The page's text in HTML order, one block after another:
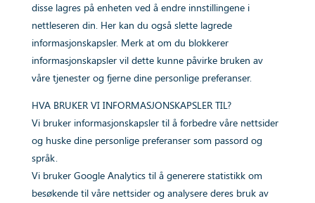
disse lagres på enheten ved å endre innstillingene i
nettleseren din. Her kan du også slette lagrede
informasjonskapsler. Merk at om du blokkerer
informasjonskapsler vil dette kunne påvirke bruken av
våre tjenester og fjerne dine personlige preferanser.
HVA BRUKER VI INFORMASJONSKAPSLER TIL?
Vi bruker informasjonskapsler til å forbedre våre nettsider
og huske dine personlige preferanser som passord og
språk.
Vi bruker Google Analytics til å generere statistikk om
besøkende til våre nettsider og analysere deres bruk av